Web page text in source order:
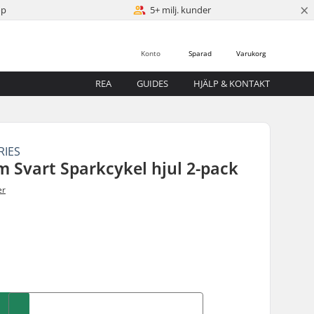
5+ milj. kunder ×
Varukorg
Sparad
Konto
REA GUIDES HJÄLP & KONTAKT
Svart Sparkcykel hjul 2-pack